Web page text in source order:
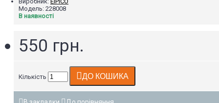
Модель: 228008
В наявності
550 грн.
Кількість ДО КОШИКА